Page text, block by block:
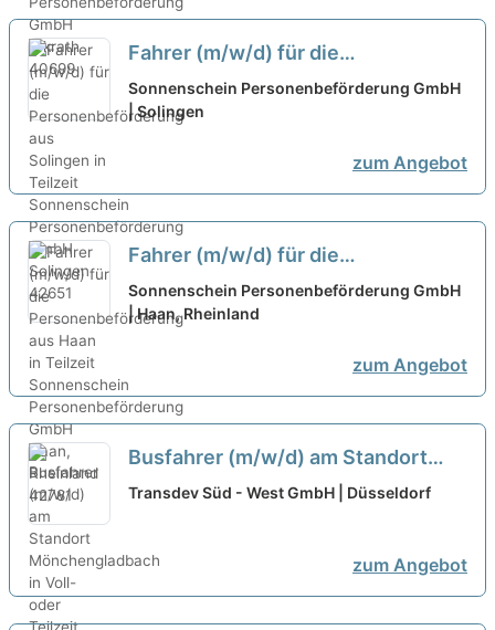
Fahrer (m/w/d) für die
Personenbeförderung aus
Solingen in Teilzeit
Sonnenschein Personenbeförderung GmbH
| Solingen
zum Angebot
Fahrer (m/w/d) für die
Personenbeförderung aus Haan in
Teilzeit neu
Sonnenschein Personenbeförderung GmbH
| Haan, Rheinland
zum Angebot
Busfahrer (m/w/d) am Standort
Mönchengladbach in Voll- oder
Transdev Süd - West GmbH | Düsseldorf
zum Angebot